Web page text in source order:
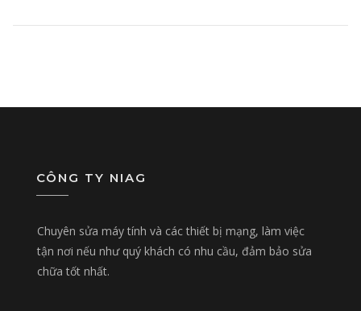
CÔNG TY NIAG
Chuyên sửa máy tính và các thiết bị mạng, làm việc
tận nơi nếu như quý khách có nhu cầu, đảm bảo sửa
chữa tốt nhất.